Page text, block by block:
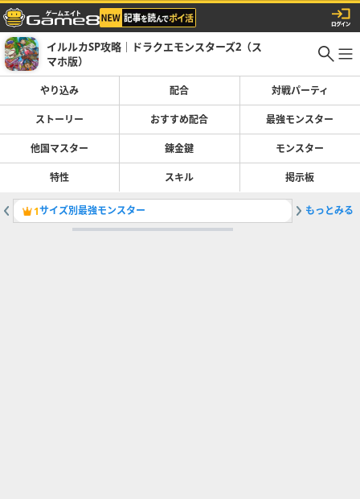
イルルカSP攻略｜ドラクエモンスターズ2（ス
マホ版）
やり込み 配合 対戦パーティ
ストーリー おすすめ配合 最強モンスター
他国マスター 錬金鍵 モンスター
特性 スキル 掲示板
1サイズ別最強モンスター 2キラー
もっとみる